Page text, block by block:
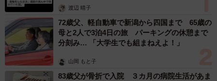
渡辺 晴子
72歳父、軽自動車で新潟から四国まで 65歳の
母と2人で3泊4日の旅 パーキングの休憩まで
分刻み… 「大学生でも組まねえよ！」
山岡 もと子
83歳父が骨折で入院 ３カ月の病院生活があま